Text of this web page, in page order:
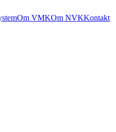
Om VMKOm NVKKontakt